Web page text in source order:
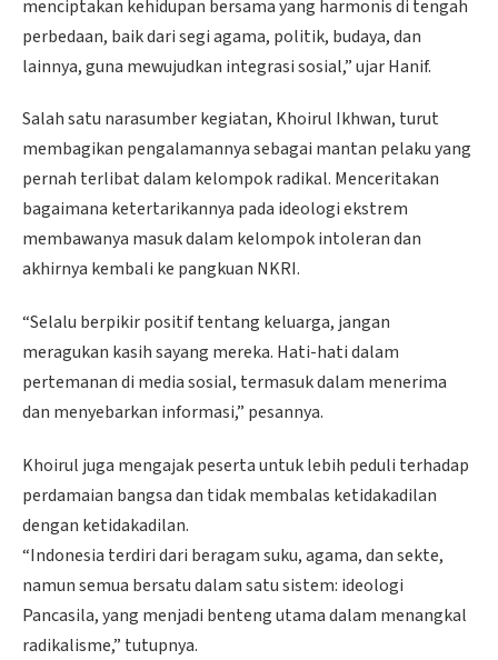
menciptakan kehidupan bersama yang harmonis di tengah
perbedaan, baik dari segi agama, politik, budaya, dan
lainnya, guna mewujudkan integrasi sosial,” ujar Hanif.
Salah satu narasumber kegiatan, Khoirul Ikhwan, turut
membagikan pengalamannya sebagai mantan pelaku yang
pernah terlibat dalam kelompok radikal. Menceritakan
bagaimana ketertarikannya pada ideologi ekstrem
membawanya masuk dalam kelompok intoleran dan
akhirnya kembali ke pangkuan NKRI.
“Selalu berpikir positif tentang keluarga, jangan
meragukan kasih sayang mereka. Hati-hati dalam
pertemanan di media sosial, termasuk dalam menerima
dan menyebarkan informasi,” pesannya.
Khoirul juga mengajak peserta untuk lebih peduli terhadap
perdamaian bangsa dan tidak membalas ketidakadilan
dengan ketidakadilan.
“Indonesia terdiri dari beragam suku, agama, dan sekte,
namun semua bersatu dalam satu sistem: ideologi
Pancasila, yang menjadi benteng utama dalam menangkal
radikalisme,” tutupnya.